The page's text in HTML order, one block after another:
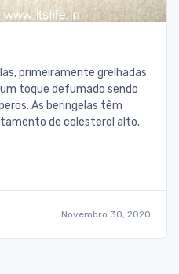
primeiramente grelhadas
toque defumado sendo
As beringelas têm
de colesterol alto.
Novembro 30, 2020